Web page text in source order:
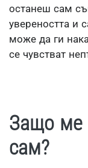
останеш сам
увереността и
може да ги
се чувстват
Защо ме
сам?